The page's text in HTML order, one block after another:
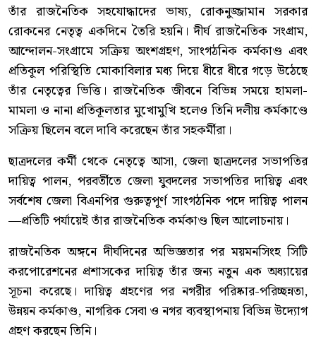
তাঁর রাজনৈতিক সহযোদ্ধাদের ভাষ্য, রোকনুজ্জামান সরকার
রোকনের নেতৃত্ব একদিনে তৈরি হয়নি। দীর্ঘ রাজনৈতিক সংগ্রাম,
আন্দোলন-সংগ্রামে সক্রিয় অংশগ্রহণ, সাংগঠনিক কর্মকাণ্ড এবং
প্রতিকূল পরিস্থিতি মোকাবিলার মধ্য দিয়ে ধীরে ধীরে গড়ে উঠেছে
তাঁর নেতৃত্বের ভিত্তি। রাজনৈতিক জীবনে বিভিন্ন সময়ে হামলা-
মামলা ও নানা প্রতিকূলতার মুখোমুখি হলেও তিনি দলীয় কর্মকাণ্ডে
সক্রিয় ছিলেন বলে দাবি করেছেন তাঁর সহকর্মীরা।
ছাত্রদলের কর্মী থেকে নেতৃত্বে আসা, জেলা ছাত্রদলের সভাপতির
দায়িত্ব পালন, পরবর্তীতে জেলা যুবদলের সভাপতির দায়িত্ব এবং
সর্বশেষ জেলা বিএনপির গুরুত্বপূর্ণ সাংগঠনিক পদে দায়িত্ব পালন
—প্রতিটি পর্যায়েই তাঁর রাজনৈতিক কর্মকাণ্ড ছিল আলোচনায়।
রাজনৈতিক অঙ্গনে দীর্ঘদিনের অভিজ্ঞতার পর ময়মনসিংহ সিটি
করপোরেশনের প্রশাসকের দায়িত্ব তাঁর জন্য নতুন এক অধ্যায়ের
সূচনা করেছে। দায়িত্ব গ্রহণের পর নগরীর পরিষ্কার-পরিচ্ছন্নতা,
উন্নয়ন কর্মকাণ্ড, নাগরিক সেবা ও নগর ব্যবস্থাপনায় বিভিন্ন উদ্যোগ
গ্রহণ করছেন তিনি।